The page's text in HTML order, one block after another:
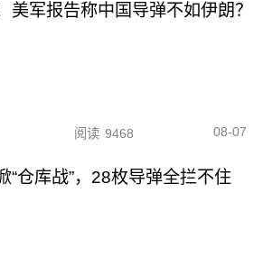
美军报告称中国导弹不如伊朗？
阅读 9468 08-07
“仓库战”，28枚导弹全拦不住